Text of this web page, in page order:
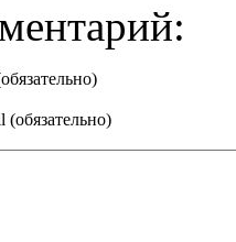
(обязательно)